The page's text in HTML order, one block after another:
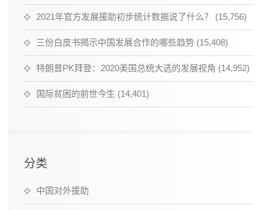
2021年官方发展援助初步统计数据说了什么？ (15,756)
三份白皮书揭示中国发展合作的哪些趋势 (15,408)
特朗普PK拜登：2020美国总统大选的发展视角 (14,952)
国际贫困的前世今生 (14,401)
分类
中国对外援助